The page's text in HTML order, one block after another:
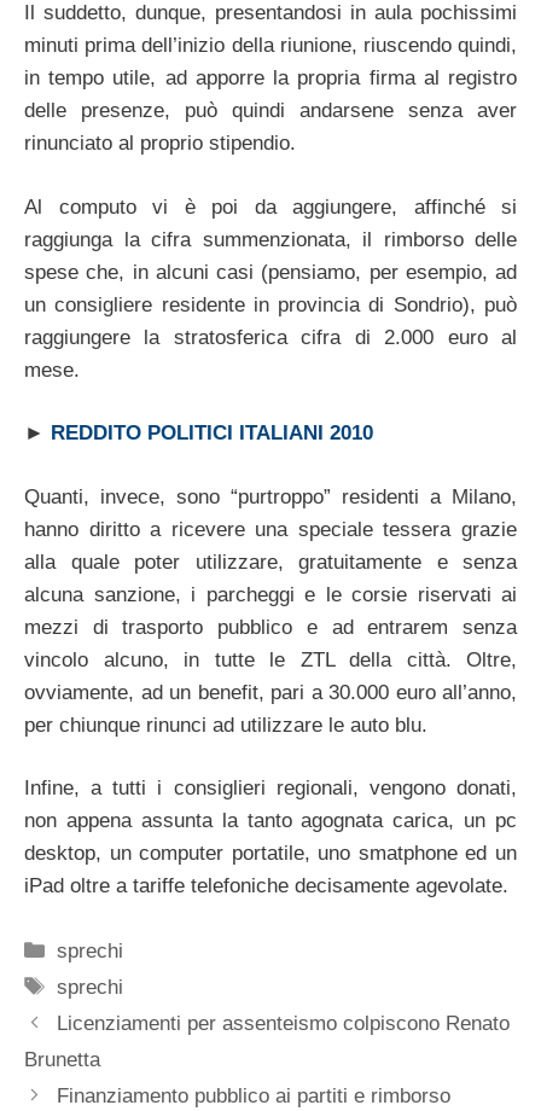
Il suddetto, dunque, presentandosi in aula pochissimi
minuti prima dell’inizio della riunione, riuscendo quindi,
in tempo utile, ad apporre la propria firma al registro
delle presenze, può quindi andarsene senza aver
rinunciato al proprio stipendio.
Al computo vi è poi da aggiungere, affinché si
raggiunga la cifra summenzionata, il rimborso delle
spese che, in alcuni casi (pensiamo, per esempio, ad
un consigliere residente in provincia di Sondrio), può
raggiungere la stratosferica cifra di 2.000 euro al
mese.
► REDDITO POLITICI ITALIANI 2010
Quanti, invece, sono “purtroppo” residenti a Milano,
hanno diritto a ricevere una speciale tessera grazie
alla quale poter utilizzare, gratuitamente e senza
alcuna sanzione, i parcheggi e le corsie riservati ai
mezzi di trasporto pubblico e ad entrarem senza
vincolo alcuno, in tutte le ZTL della città. Oltre,
ovviamente, ad un benefit, pari a 30.000 euro all’anno,
per chiunque rinunci ad utilizzare le auto blu.
Infine, a tutti i consiglieri regionali, vengono donati,
non appena assunta la tanto agognata carica, un pc
desktop, un computer portatile, uno smatphone ed un
iPad oltre a tariffe telefoniche decisamente agevolate.
Categorie
sprechi
Tag
sprechi
Licenziamenti per assenteismo colpiscono Renato
Brunetta
Finanziamento pubblico ai partiti e rimborso